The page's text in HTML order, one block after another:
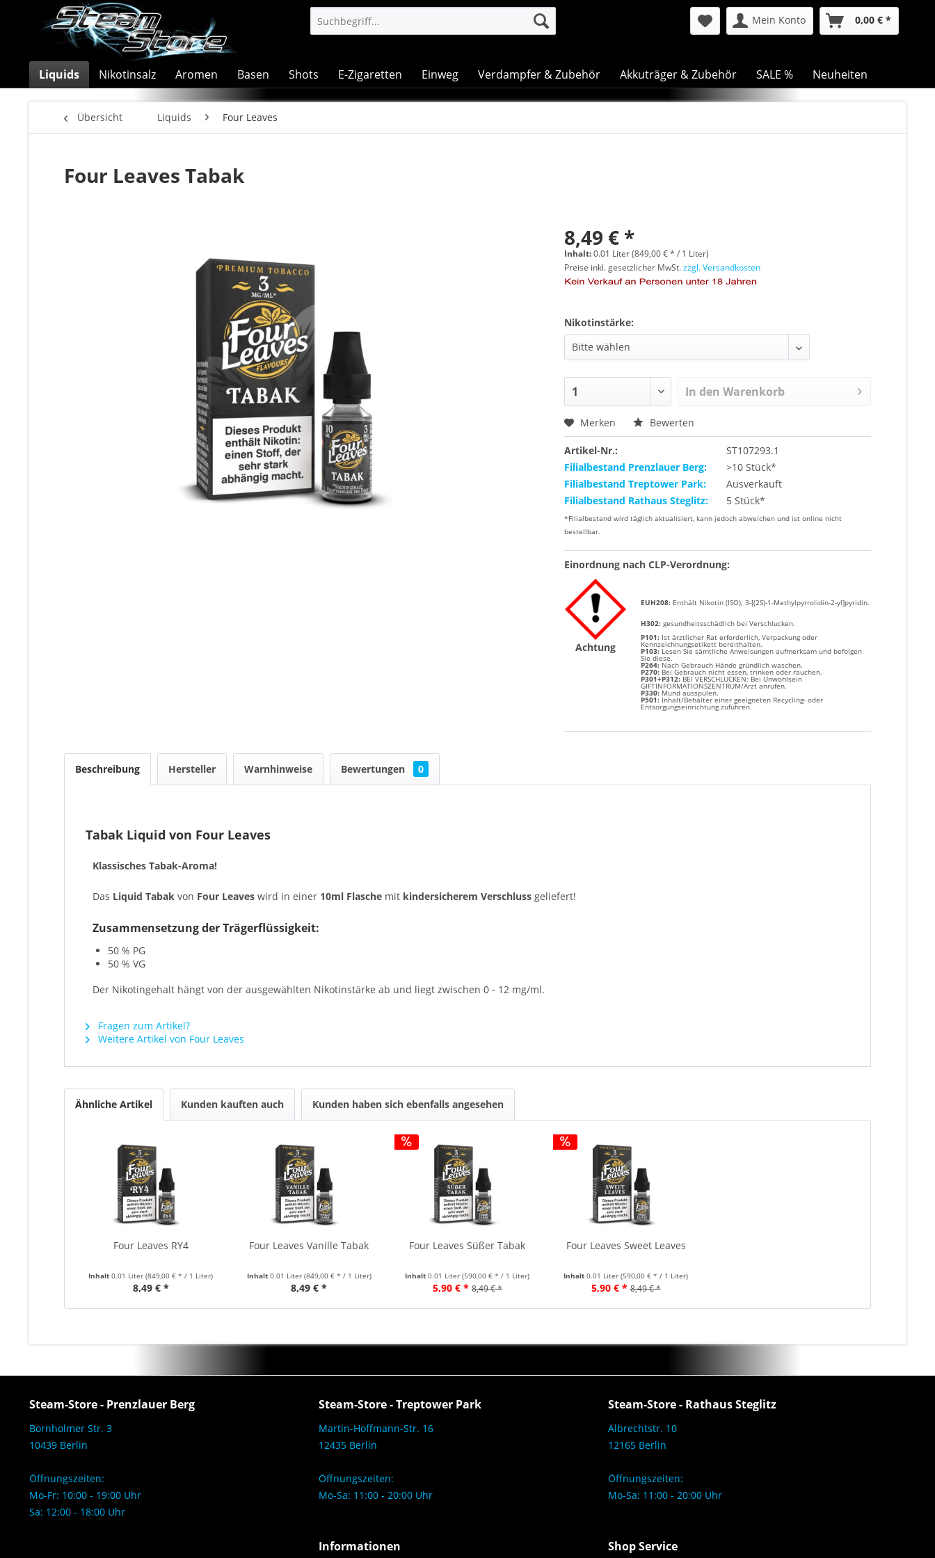
Mein Konto 0,00 € *
Liquids Nikotinsalz Aromen Basen Shots E-Zigaretten Einweg Verdampfer & Zubehör Akkuträger & Zubehör SALE % Neuheiten
Übersicht Liquids Four Leaves
Four Leaves Tabak
8,49 € *
Inhalt:0.01 Liter (849,00 € * / 1 Liter)
Preise inkl. gesetzlicher MwSt.zzgl. Versandkosten
Nikotinstärke:
In den Warenkorb
Merken Bewerten
Artikel-Nr.:
ST107293.1
Filialbestand Prenzlauer Berg:
>10 Stück*
Filialbestand Treptower Park:
Ausverkauft
Filialbestand Rathaus Steglitz:
5 Stück*
*Filialbestand wird täglich aktualisiert, kann jedoch abweichen und ist online nicht
bestellbar.
Einordnung nach CLP-Verordnung:
Achtung
EUH208: Enthält Nikotin (ISO); 3-[(2S)-1-Methylpyrrolidin-2-yl]pyridin.
H302: gesundheitsschädlich bei Verschlucken.
P101: Ist ärztlicher Rat erforderlich, Verpackung oder
Kennzeichnungsetikett bereithalten.
P103: Lesen Sie sämtliche Anweisungen aufmerksam und befolgen
Sie diese.
P264: Nach Gebrauch Hände gründlich waschen.
P270: Bei Gebrauch nicht essen, trinken oder rauchen.
P301+P312: BEI VERSCHLUCKEN: Bei Unwohlsein
GIFTINFORMATIONSZENTRUM/Arzt anrufen.
P330: Mund ausspülen.
P501: Inhalt/Behälter einer geeigneten Recycling- oder
Entsorgungseinrichtung zuführen
Beschreibung Hersteller Warnhinweise Bewertungen 0
Tabak Liquid von Four Leaves
Klassisches Tabak-Aroma!
Das Liquid Tabak von Four Leaves wird in einer 10ml Flasche mit kindersicherem Verschluss geliefert!
Zusammensetzung der Trägerflüssigkeit:
50 % PG
50 % VG
Der Nikotingehalt hängt von der ausgewählten Nikotinstärke ab und liegt zwischen 0 - 12 mg/ml.
Fragen zum Artikel?
Weitere Artikel von Four Leaves
Ähnliche Artikel Kunden kauften auch Kunden haben sich ebenfalls angesehen
Four Leaves RY4
Inhalt0.01 Liter(849,00 € * / 1 Liter)
8,49 € *
Four Leaves Vanille Tabak
Inhalt 0.01 Liter (849,00 € * / 1 Liter)
8,49 € *
Four Leaves Süßer Tabak
Inhalt0.01 Liter(590,00 € * / 1 Liter)
5,90 € * 8,49 € *
Four Leaves Sweet Leaves
Inhalt0.01 Liter(590,00 € * / 1 Liter)
5,90 € * 8,49 € *
Steam-Store - Prenzlauer Berg
Bornholmer Str. 3
10439 Berlin
Öffnungszeiten:
Mo-Fr: 10:00 - 19:00 Uhr
Sa: 12:00 - 18:00 Uhr
Steam-Store - Treptower Park
Martin-Hoffmann-Str. 16
12435 Berlin
Öffnungszeiten:
Mo-Sa: 11:00 - 20:00 Uhr
Steam-Store - Rathaus Steglitz
Albrechtstr. 10
12165 Berlin
Öffnungszeiten:
Mo-Sa: 11:00 - 20:00 Uhr
Informationen Shop Service